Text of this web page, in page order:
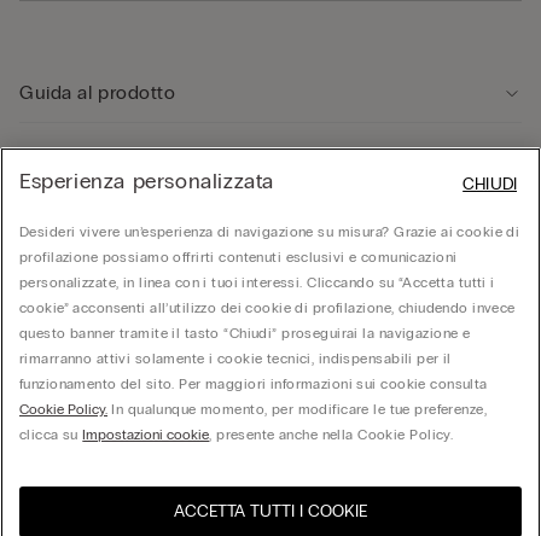
Seleziona la taglia
Guida al prodotto
Area Legale
Corporate
© Calzedonia S.p.A | P.iva 02253210237 | Sede Legale: Malcesine (VR), Via Portici
Umberto Primo n. 5/3 | Cod. Fisc. e n.iscr. al Reg. Imprese di Verona: 01037050422 |
REA: VR – 205310 | Capitale sociale: Euro 212.000.000,00 | Società soggetta a
Esperienza personalizzata
Desideri vivere un’esperienza di navigazione su misura? Grazie ai cookie di
profilazione possiamo offrirti contenuti esclusivi e comunicazioni
personalizzate, in linea con i tuoi interessi. Cliccando su “Accetta tutti i
cookie” acconsenti all’utilizzo dei cookie di profilazione, chiudendo invece
questo banner tramite il tasto “Chiudi” proseguirai la navigazione e
rimarranno attivi solamente i cookie tecnici, indispensabili per il
funzionamento del sito. Per maggiori informazioni sui cookie consulta
Cookie Policy. In qualunque momento, per modificare le tue preferenze,
clicca suImpostazioni cookie, presente anche nella Cookie Policy.
ACCETTA TUTTI I COOKIE
CHIUDI